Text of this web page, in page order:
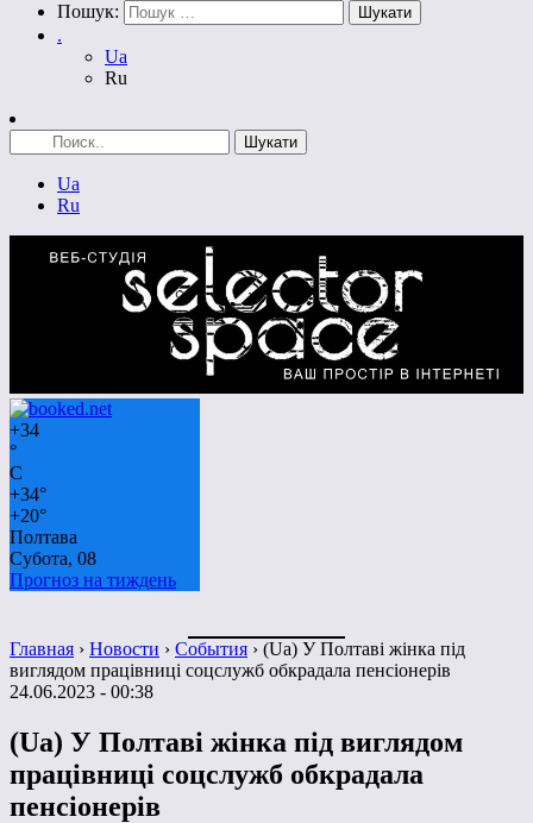
Пошук:
.
Ua
Ru
Ua
Ru
+34
°
C
+34°
+20°
Полтава
Субота, 08
Прогноз на тиждень
Главная › Новости › События › (Ua) У Полтаві жінка під
виглядом працівниці соцслужб обкрадала пенсіонерів
24.06.2023 - 00:38
(Ua) У Полтаві жінка під виглядом
працівниці соцслужб обкрадала
пенсіонерів